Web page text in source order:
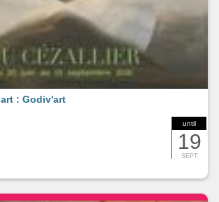
until
19
SEPT
: Godiv'art